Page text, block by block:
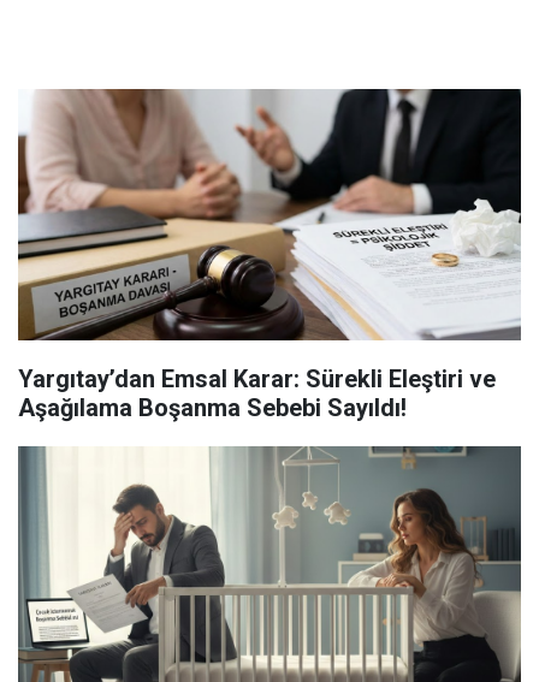
Yargıtay’dan Emsal Karar: Sürekli Eleştiri ve
Aşağılama Boşanma Sebebi Sayıldı!